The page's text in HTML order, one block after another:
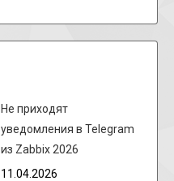
Не приходят
уведомления в Telegram
из Zabbix 2026
11.04.2026